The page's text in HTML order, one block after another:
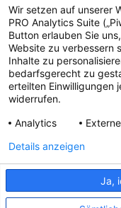
Aktuelles
Presse
Folgen Sie uns!
IMPRESSUM
Wir setzen auf unserer
PRO Analytics Suite
Button erlauben Sie
Website zu verbessern
Inhalte zu
bedarfsgerecht zu
erteilten Einwilligungen
widerrufen.
Analytics
Ja,
Details anzeigen